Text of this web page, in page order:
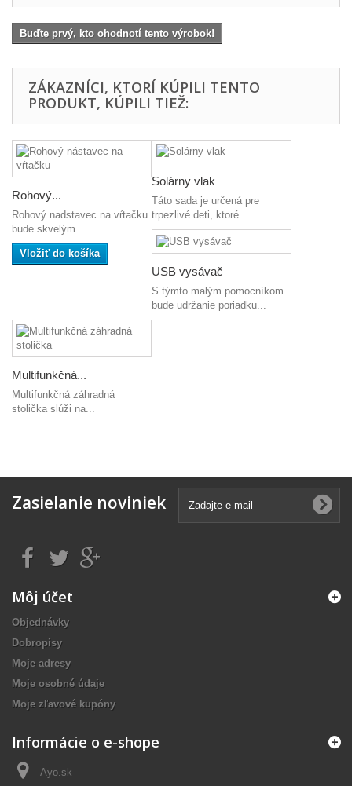
Buďte prvý, kto ohodnotí tento výrobok!
ZÁKAZNÍCI, KTORÍ KÚPILI TENTO
PRODUKT, KÚPILI TIEŽ:
Rohový...
Rohový nadstavec na vŕtačku
bude skvelým...
Vložiť do košíka
Solárny vlak
Táto sada je určená pre
trpezlivé deti, ktoré...
USB vysávač
S týmto malým pomocníkom
bude udržanie poriadku...
Multifunkčná...
Multifunkčná záhradná
stolička slúži na...
Zasielanie noviniek
Môj účet
Objednávky
Dobropisy
Moje adresy
Moje osobné údaje
Moje zľavové kupóny
Informácie o e-shope
Ayo.sk